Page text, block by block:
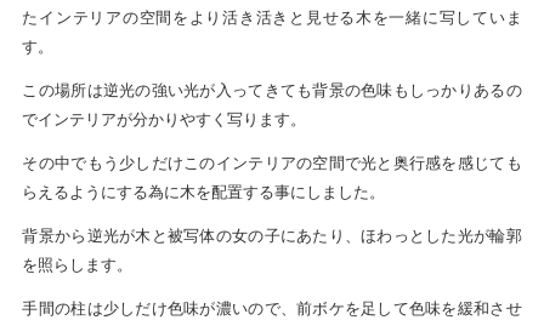
たインテリアの空間をより活き活きと見せる木を一緒に写していま
す。
この場所は逆光の強い光が入ってきても背景の色味もしっかりあるの
でインテリアが分かりやすく写ります。
その中でもう少しだけこのインテリアの空間で光と奥行感を感じても
らえるようにする為に木を配置する事にしました。
背景から逆光が木と被写体の女の子にあたり、ほわっとした光が輪郭
を照らします。
手間の柱は少しだけ色味が濃いので、前ボケを足して色味を緩和させ